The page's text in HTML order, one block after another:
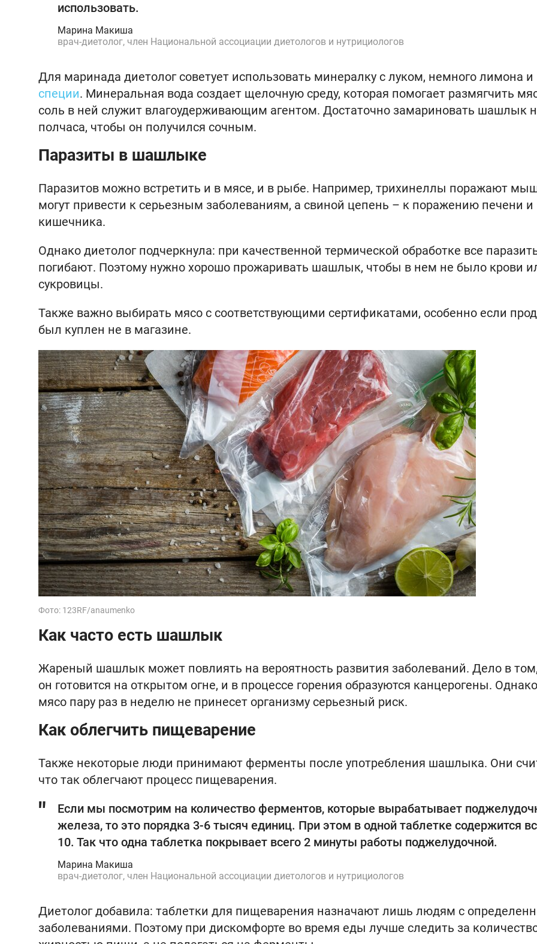
использовать.
Марина Макиша
врач-диетолог, член Национальной ассоциации диетологов и нутрициологов
Для маринада диетолог советует использовать минералку с луком, немного лимона и
специи. Минеральная вода создает щелочную среду, которая помогает размягчить
соль в ней служит влагоудерживающим агентом. Достаточно замариновать шашлык
полчаса, чтобы он получился сочным.
Паразиты в шашлыке
Паразитов можно встретить и в мясе, и в рыбе. Например, трихинеллы поражают
могут привести к серьезным заболеваниям, а свиной цепень – к поражению печени и
кишечника.
Однако диетолог подчеркнула: при качественной термической обработке все
погибают. Поэтому нужно хорошо прожаривать шашлык, чтобы в нем не было крови
сукровицы.
Также важно выбирать мясо с соответствующими сертификатами, особенно если
был куплен не в магазине.
Фото: 123RF/anaumenko
Как часто есть шашлык
Жареный шашлык может повлиять на вероятность развития заболеваний. Дело в
он готовится на открытом огне, и в процессе горения образуются канцерогены. Однако
мясо пару раз в неделю не принесет организму серьезный риск.
Как облегчить пищеварение
Также некоторые люди принимают ферменты после употребления шашлыка. Они
что так облегчают процесс пищеварения.
Если мы посмотрим на количество ферментов, которые вырабатывает
железа, то это порядка 3-6 тысяч единиц. При этом в одной таблетке содержится
10. Так что одна таблетка покрывает всего 2 минуты работы поджелудочной.
Марина Макиша
врач-диетолог, член Национальной ассоциации диетологов и нутрициологов
Диетолог добавила: таблетки для пищеварения назначают лишь людям с
заболеваниями. Поэтому при дискомфорте во время еды лучше следить за